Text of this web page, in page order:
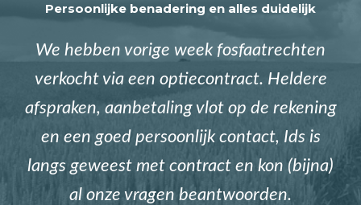
Persoonlijke benadering en alles duidelijk
We hebben vorige week fosfaatrechten
verkocht via een optiecontract. Heldere
afspraken, aanbetaling vlot op de rekening
en een goed persoonlijk contact, Ids is
langs geweest met contract en kon (bijna)
al onze vragen beantwoorden.